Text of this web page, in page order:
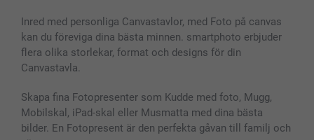
Fotoramar & Tillbehör
Presentkort
Alla fotoprodukter
Inred med personliga Canvastavlor, med Foto på canvas
kan du föreviga dina bästa minnen. smartphoto erbjuder
flera olika storlekar, format och designs för din
Canvastavla.
Skapa fina Fotopresenter som Kudde med foto, Mugg,
Mobilskal, iPad-skal eller Musmatta med dina bästa
bilder. En Fotopresent är den perfekta gåvan till familj och